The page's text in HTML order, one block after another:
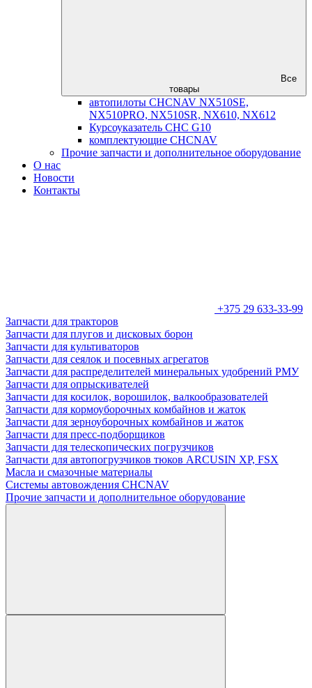
Все
товары
автопилоты CHCNAV NX510SE,
NX510PRO, NX510SR, NX610, NX612
Курсоуказатель CHC G10
комплектующие CHCNAV
Прочие запчасти и дополнительное оборудование
О нас
Новости
Контакты
+375 29 633-33-99
Запчасти для тракторов
Запчасти для плугов и дисковых борон
Запчасти для культиваторов
Запчасти для сеялок и посевных агрегатов
Запчасти для распределителей минеральных удобрений РМУ
Запчасти для опрыскивателей
Запчасти для косилок, ворошилок, валкообразователей
Запчасти для кормоуборочных комбайнов и жаток
Запчасти для зерноуборочных комбайнов и жаток
Запчасти для пресс-подборщиков
Запчасти для телескопических погрузчиков
Запчасти для автопогрузчиков тюков ARCUSIN XP, FSX
Масла и смазочные материалы
Системы автовождения CHCNAV
Прочие запчасти и дополнительное оборудование